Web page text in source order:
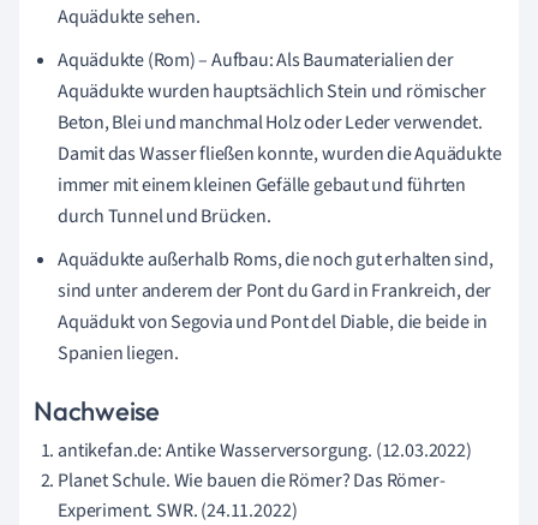
Aquädukte sehen.
Aquädukte (Rom) – Aufbau: Als Baumaterialien der
Aquädukte wurden hauptsächlich Stein und römischer
Beton, Blei und manchmal Holz oder Leder verwendet.
Damit das Wasser fließen konnte, wurden die Aquädukte
immer mit einem kleinen Gefälle gebaut und führten
durch Tunnel und Brücken.
Aquädukte außerhalb Roms, die noch gut erhalten sind,
sind unter anderem der Pont du Gard in Frankreich, der
Aquädukt von Segovia und Pont del Diable, die beide in
Spanien liegen.
Nachweise
antikefan.de: Antike Wasserversorgung. (12.03.2022)
Planet Schule. Wie bauen die Römer? Das Römer-
Experiment. SWR. (24.11.2022)